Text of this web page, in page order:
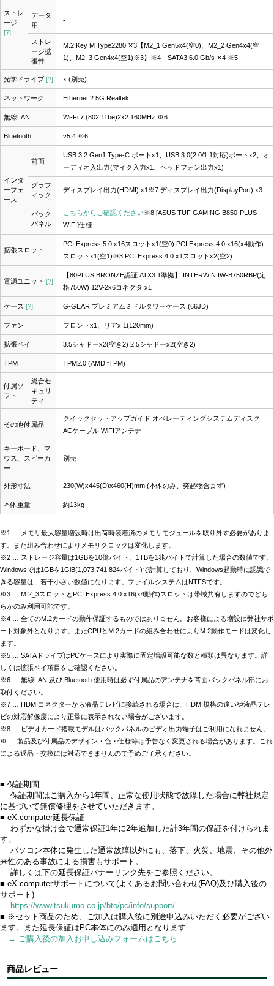
ストレ
ージ
[?]
データ
用
-
ストレ
ージ拡
張性
M.2 Key M Type2280 ✕3【M2_1 Gen5x4(空0)、M2_2 Gen4x4(空
1)、M2_3 Gen4x4(空1)※3】 ※4 SATA3 6.0 Gb/s ✕4 ※5
光学ドライブ [?] x (別売)
ネットワーク Ethernet 2.5G Realtek
無線LAN Wi-Fi 7 (802.11be)2x2 160MHz ※6
Bluetooth v5.4 ※6
インタ
ーフェ
ース
前面
USB 3.2 Gen1 Type-C ポートx1、USB 3.0(2.0/1.1対応)ポートx2、オ
ーディオ入出力(マイク入力x1、ヘッドフォン出力x1)
グラフ
ィック
ディスプレイ出力(HDMI) x1 ※7 ディスプレイ出力(DisplayPort) x3
バック
パネル
こちらからご確認ください※8 [ASUS TUF GAMING B850-PLUS
WIFI]仕様
拡張スロット
PCI Express 5.0 x16スロットx1(空0) PCI Express 4.0 x16(x4動作)
スロットx1(空1)※3 PCI Express 4.0 x1スロットx2(空2)
電源ユニット [?]
【80PLUS BRONZE認証 ATX3.1準拠】 INTERWIN IW-B750RBP(定
格750W) 12V-2x6コネクタ x1
ケース [?] G-GEAR プレミアムミドルタワーケース (66JD)
ファン フロントx1、リアx 1(120mm)
拡張ベイ 3.5シャドーx2(空き2) 2.5シャドーx2(空き2)
TPM TPM2.0 (AMD fTPM)
付属ソ
フト
総合セ
キュリ
ティ
-
その他付属品
クイックセットアップガイド オペレーティングシステムディスク
ACケーブル WiFIアンテナ
キーボード、マ
ウス、スピーカ
ー
別売
外形寸法 230(W)x445(D)x460(H)mm (本体のみ、突起物含まず)
本体重量 約13kg
※1 … メモリ最大容量増設時は出荷時装着済のメモリモジュールを取り外す必要がありま
す。また組み合わせによりメモリクロックは変化します。
※2 … ストレージ容量は1GBを10億バイト、1TBを1兆バイトで計算した場合の数値です。
Windowsでは1GBを1GiB(1,073,741,824バイト)で計算しており、Windows起動時に認識で
きる容量は、若干小さい数値になります。ファイルシステムはNTFSです。
※3 … M.2_3スロットとPCI Express 4.0 x16(x4動作)スロットは帯域共有しますのでどち
らかのみ利用可能です。
※4 … 全てのM.2カードの動作保証するものではありません。お客様による増設は弊社サポ
ート対象外となります。またCPUとM.2カードの組み合わせによりM.2動作モードは変化し
ます。
※5 … SATAドライブはPCケースにより実際に固定増設可能な数と種類は異なります。詳
しくは拡張ベイ項目をご確認ください。
※6 … 無線LAN 及び Bluetooth 使用時は必ず付属品のアンテナを背面バックパネル部にお
取付ください。
※7 … HDMIコネクターから液晶テレビに接続される場合は、HDMI規格の違いや液晶テレ
ビの対応解像度により正常に表示されない場合がございます。
※8 … ビデオカード搭載モデルはバックパネルのビデオ出力端子はご利用になれません。
※ … 製品及び付属品のデザイン・色・仕様等は予告なく変更される場合があります。これ
による返品・交換には対応できませんので予めご了承ください。
■ 保証期間
保証期間はご購入から1年間、正常な使用状態で故障した場合に弊社規定
に基づいて無償修理をさせていただきます。
■ eX.computer延長保証
わずかな掛け金で通常保証1年に2年追加した計3年間の保証を付けられま
す。
パソコン本体に発生した通常故障以外にも、落下、火災、地震、その他外
来性のある事故による損害もサポート。
詳しくは下の延長保証バナーリンク先をご参照ください。
■ eX.computerサポートについて(よくあるお問い合わせ(FAQ)及び購入後の
サポート)
https://www.tsukumo.co.jp/bto/pc/info/support/
■ ※セット商品のため、ご加入は購入後に別途申込みいただく必要がござい
ます。また延長保証はPC本体にのみ適用となります
→ ご購入後の加入お申し込みフォームはこちら
商品レビュー